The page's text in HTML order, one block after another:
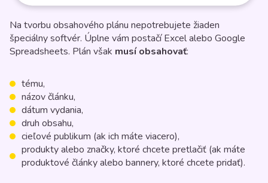
Na tvorbu obsahového plánu nepotrebujete žiaden
špeciálny softvér. Úplne vám postačí Excel alebo Google
Spreadsheets. Plán však musí obsahovať:
tému,
názov článku,
dátum vydania,
druh obsahu,
cieľové publikum (ak ich máte viacero),
produkty alebo značky, ktoré chcete pretlačiť (ak máte
produktové články alebo bannery, ktoré chcete pridať).